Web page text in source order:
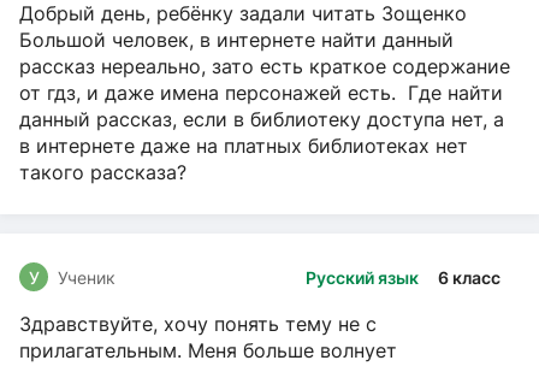
Добрый день, ребёнку задали читать Зощенко
Большой человек, в интернете найти данный
рассказ нереально, зато есть краткое содержание
от гдз, и даже имена персонажей есть. Где найти
данный рассказ, если в библиотеку доступа нет, а
в интернете даже на платных библиотеках нет
такого рассказа?
Русский язык 6 класс
У Ученик
Здравствуйте, хочу понять тему не с
прилагательным. Меня больше волнует